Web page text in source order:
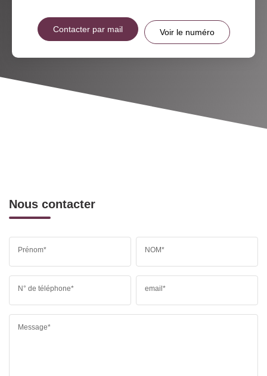
Contacter par mail Voir le numéro
Nous contacter
Prénom* NOM*
N° de téléphone* email*
Message*